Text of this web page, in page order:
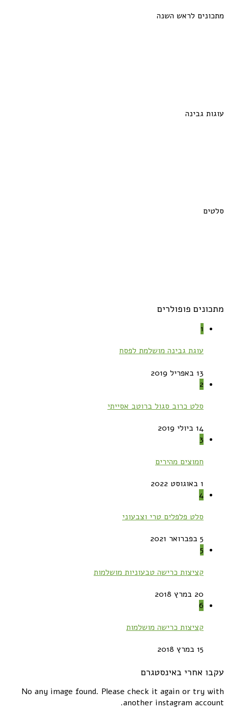
מתכונים לראש השנה
עוגות גבינה
סלטים
מתכונים פופולרים
1
עוגת גבינה מושלמת לפסח
13 באפריל 2019
2
סלט כרוב סגול ברוטב אסייתי
14 ביולי 2019
3
חמוצים מהירים
1 באוגוסט 2022
4
סלט פלפלים טרי וצבעוני
5 בפברואר 2021
5
קציצות כרישה טבעוניות מושלמות
20 במרץ 2018
6
קציצות כרישה מושלמות
15 במרץ 2018
עקבו אחרי באינסטגרם
No any image found. Please check it again or try with
another instagram account.